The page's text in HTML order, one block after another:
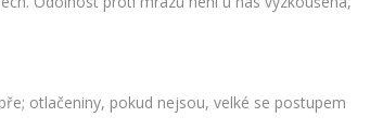
otlačeniny, pokud nejsou, velké se postupem